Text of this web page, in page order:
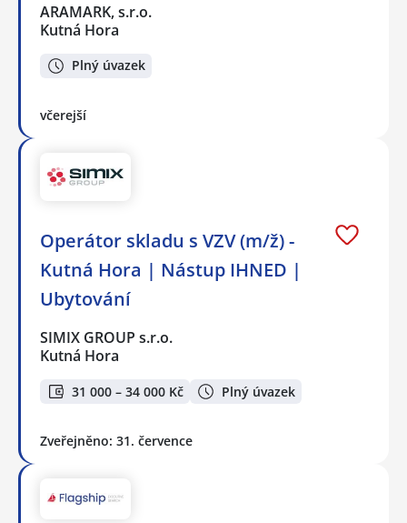
ARAMARK, s.r.o.
Kutná Hora
Plný úvazek
včerejší
Operátor skladu s VZV (m/ž) -
Kutná Hora | Nástup IHNED |
Ubytování
SIMIX GROUP s.r.o.
Kutná Hora
31 000 – 34 000 Kč Plný úvazek
Zveřejněno: 31. července